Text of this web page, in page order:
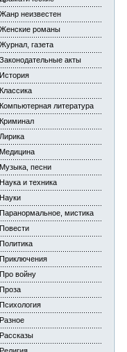
Жанр неизвестен
Женские романы
Журнал, газета
Законодательные акты
История
Классика
Компьютерная литература
Криминал
Лирика
Медицина
Музыка, песни
Наука и техника
Науки
Паранормальное, мистика
Повести
Политика
Приключения
Про войну
Проза
Психология
Разное
Рассказы